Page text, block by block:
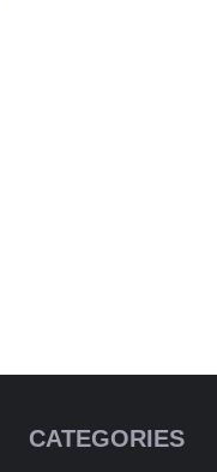
CATEGORIES